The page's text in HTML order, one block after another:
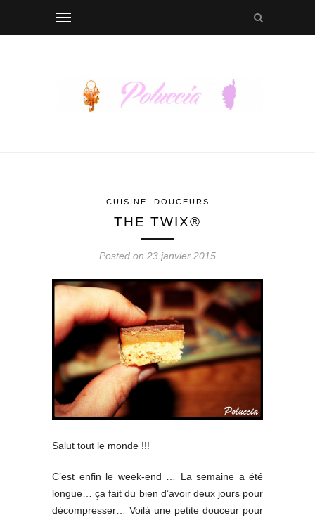
CUISINE DOUCEURS
THE TWIX®
Posted on 23 janvier 2015
Salut tout le monde !!!
C’est enfin le week-end … La semaine a été
longue… ça fait du bien d’avoir deux jours pour
décompresser… Voilà une petite douceur pour